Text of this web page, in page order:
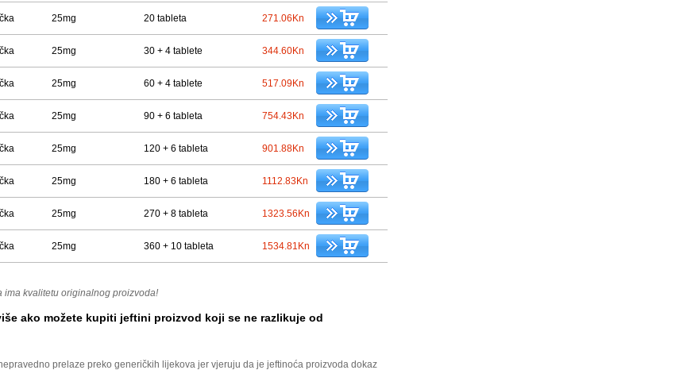
25mg 20 tableta 271.06Kn
25mg 30 + 4 tablete 344.60Kn
25mg 60 + 4 tablete 517.09Kn
25mg 90 + 6 tableta 754.43Kn
25mg 120 + 6 tableta 901.88Kn
25mg 180 + 6 tableta 1112.83Kn
25mg 270 + 8 tableta 1323.56Kn
25mg 360 + 10 tableta 1534.81Kn
ima kvalitetu originalnog proizvoda!
ako možete kupiti jeftini proizvod koji se ne razlikuje od
prelaze preko generičkih lijekova jer vjeruju da je jeftinoća proizvoda dokaz